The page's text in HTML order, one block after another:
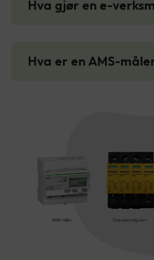
Hva gjør en e-
Hva er en AMS-